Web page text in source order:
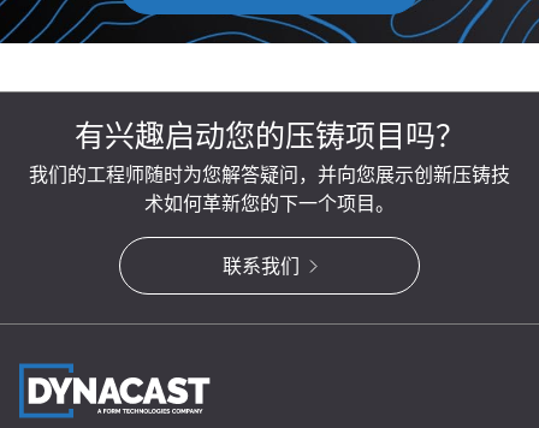
有兴趣启动您的压铸项目吗？
我们的工程师随时为您解答疑问，并向您展示创新压铸技
术如何革新您的下一个项目。
联系我们